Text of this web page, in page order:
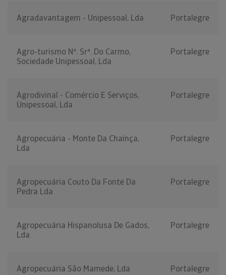
Agradavantagem - Unipessoal, Lda Portalegre
Agro-turismo Nª. Srª. Do Carmo,
Sociedade Unipessoal, Lda
Portalegre
Agrodivinal - Comércio E Serviços,
Unipessoal, Lda
Portalegre
Agropecuária - Monte Da Chaínça,
Lda
Portalegre
Agropecuária Couto Da Fonte Da
Pedra Lda
Portalegre
Agropecuária Hispanolusa De Gados,
Lda
Portalegre
Agropecuária São Mamede, Lda Portalegre